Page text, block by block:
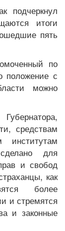
подчеркнул
итоги
пять
по
положение с
можно
средствам
для
и свобод
как
более
и стремятся
и законные